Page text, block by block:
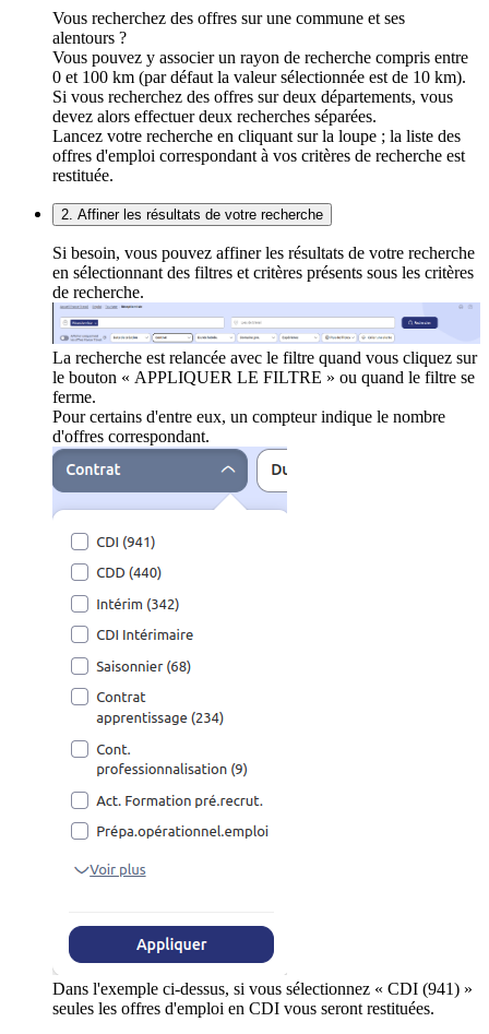
Vous recherchez des offres sur une commune et ses
alentours ?
Vous pouvez y associer un rayon de recherche compris entre
0 et 100 km (par défaut la valeur sélectionnée est de 10 km).
Si vous recherchez des offres sur deux départements, vous
devez alors effectuer deux recherches séparées.
Lancez votre recherche en cliquant sur la loupe ; la liste des
offres d'emploi correspondant à vos critères de recherche est
restituée.
2. Affiner les résultats de votre recherche
Si besoin, vous pouvez affiner les résultats de votre recherche
en sélectionnant des filtres et critères présents sous les critères
de recherche.
La recherche est relancée avec le filtre quand vous cliquez sur
le bouton « APPLIQUER LE FILTRE » ou quand le filtre se
ferme.
Pour certains d'entre eux, un compteur indique le nombre
d'offres correspondant.
Dans l'exemple ci-dessus, si vous sélectionnez « CDI (941) »
seules les offres d'emploi en CDI vous seront restituées.